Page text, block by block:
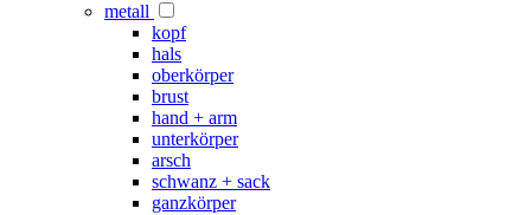
metall
kopf
hals
oberkörper
brust
hand + arm
unterkörper
arsch
schwanz + sack
ganzkörper